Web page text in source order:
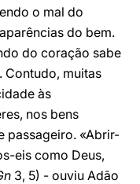
o mal do
do bem.
do coração sabe
Contudo, muitas
às
nos bens
passageiro. «Abrir-
eis como Deus,
3, 5) - ouviu Adão